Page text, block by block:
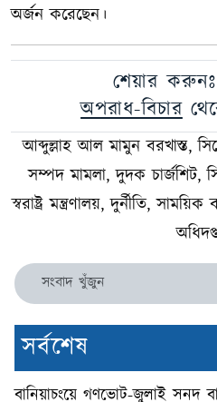
অর্জন করেছেন।
শেয়ার করুনঃ
অপরাধ-বিচার
আব্দুল্লাহ আল মামুন বরখাস্ত,
সম্পদ মামলা, দুদক চার্জশিট,
স্বরাষ্ট্র মন্ত্রণালয়, দুর্নীতি,
সর্বশেষ
বানিয়াচংয়ে গণভোট-জুলাই সনদ